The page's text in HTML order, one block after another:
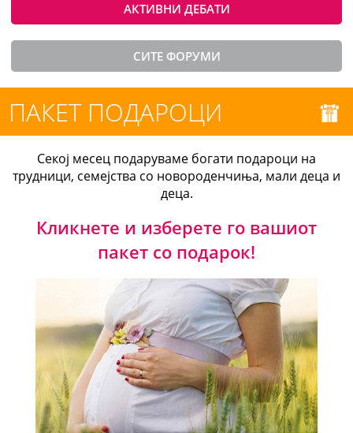
АКТИВНИ ДЕБАТИ
СИТЕ ФОРУМИ
ПАКЕТ ПОДАРОЦИ
Секој месец подаруваме богати подароци на
трудници, семејства со новороденчиња, мали деца и
деца.
Кликнете и изберете го вашиот
пакет со подарок!